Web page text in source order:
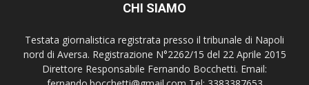
CHI SIAMO
Testata giornalistica registrata presso il tribunale di Napoli
nord di Aversa. Registrazione N°2262/15 del 22 Aprile 2015
Direttore Responsabile Fernando Bocchetti. Email: